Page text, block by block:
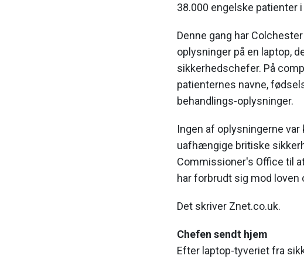
38.000 engelske patienter
Denne gang har
oplysninger på en laptop,
sikkerhedschefer. På
patienternes navne,
behandlings-oplysninger.
Ingen af oplysningerne
uafhængige britiske
Commissioner's Office til
har forbrudt sig mod
Det skriver Znet.co.uk.
Chefen sendt hjem
Efter laptop-tyveriet fra